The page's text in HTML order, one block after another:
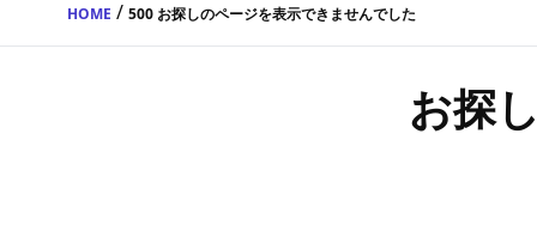
ハンドル・取手・つまみ・周辺機器
FA・A
HOME / 500 お探しのページを表示できませんでした
お探